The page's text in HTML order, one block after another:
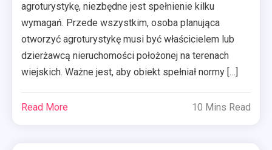
agroturystykę, niezbędne jest spełnienie kilku
wymagań. Przede wszystkim, osoba planująca
otworzyć agroturystykę musi być właścicielem lub
dzierżawcą nieruchomości położonej na terenach
wiejskich. Ważne jest, aby obiekt spełniał normy […]
Read More 10 Mins Read